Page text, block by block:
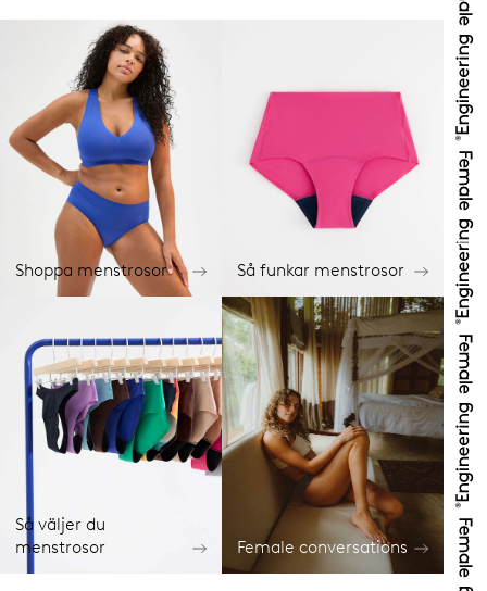
Shoppa menstrosor Så funkar menstrosor
Så väljer du
menstrosor
Female conversations